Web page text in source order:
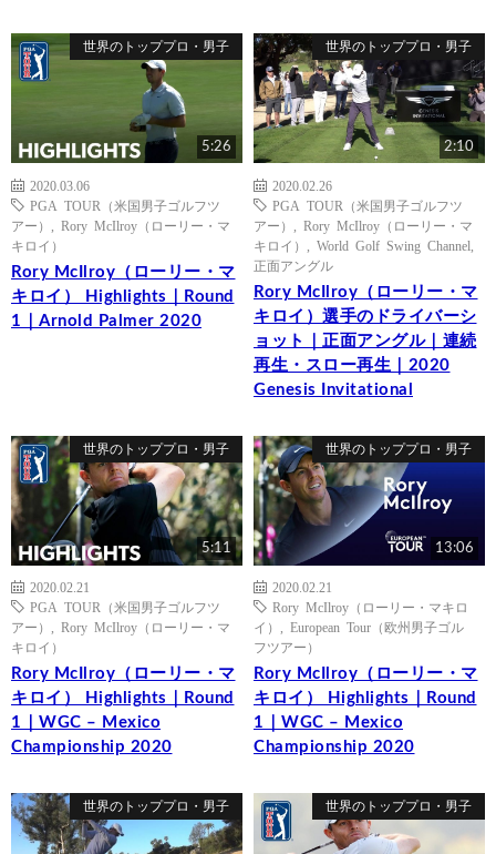
世界のトッププロ・男子
5:26
2020.03.06
PGA TOUR（米国男子ゴルフツ
アー）
Rory McIlroy（ローリー・マ
キロイ）
Rory McIlroy（ローリー・マ
キロイ） Highlights｜Round
1｜Arnold Palmer 2020
世界のトッププロ・男子
2:10
2020.02.26
PGA TOUR（米国男子ゴルフツ
アー）
Rory McIlroy（ローリー・マ
キロイ）
World Golf Swing Channel
正面アングル
Rory McIlroy（ローリー・マ
キロイ）選手のドライバーシ
ョット｜正面アングル｜連続
再生・スロー再生｜2020
Genesis Invitational
世界のトッププロ・男子
5:11
2020.02.21
PGA TOUR（米国男子ゴルフツ
アー）
Rory McIlroy（ローリー・マ
キロイ）
Rory McIlroy（ローリー・マ
キロイ） Highlights｜Round
1｜WGC – Mexico
Championship 2020
世界のトッププロ・男子
13:06
2020.02.21
Rory McIlroy（ローリー・マキロ
イ）
European Tour（欧州男子ゴル
フツアー）
Rory McIlroy（ローリー・マ
キロイ） Highlights｜Round
1｜WGC – Mexico
Championship 2020
世界のトッププロ・男子 世界のトッププロ・男子